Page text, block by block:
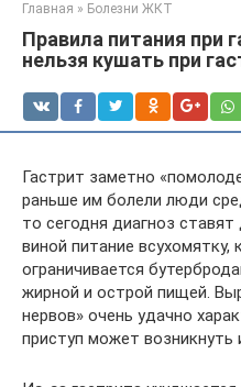
Главная » Болезни ЖКТ
Правила питания при
нельзя кушать при
Гастрит заметно
раньше им болели люди
то сегодня диагноз
виной питание всухомятку,
ограничивается
жирной и острой пищей.
нервов» очень удачно
приступ может возникнуть